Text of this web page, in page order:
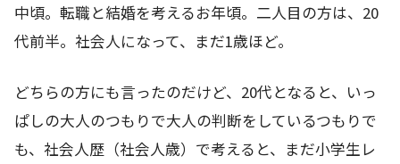
中頃。転職と結婚を考えるお年頃。二人目の方は、20
代前半。社会人になって、まだ1歳ほど。
どちらの方にも言ったのだけど、20代となると、いっ
ぱしの大人のつもりで大人の判断をしているつもりで
も、社会人歴（社会人歳）で考えると、まだ小学生レ